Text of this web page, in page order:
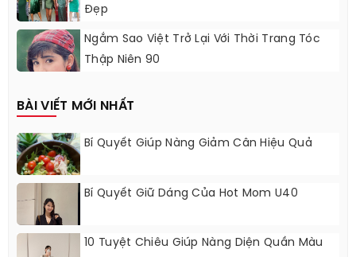
Đẹp
Ngắm Sao Việt Trở Lại Với Thời Trang Tóc
Thập Niên 90
BÀI VIẾT MỚI NHẤT
Bí Quyết Giúp Nàng Giảm Cân Hiệu Quả
Bí Quyết Giữ Dáng Của Hot Mom U40
10 Tuyệt Chiêu Giúp Nàng Diện Quần Màu